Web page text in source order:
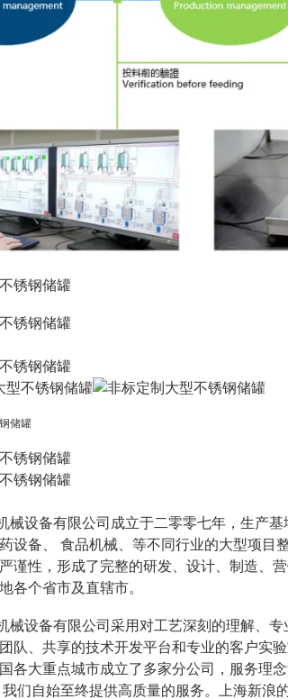
械设备有限公司成立于二零零七年，生产
设备、
食品机械、等不同行业的大型项目
谨性，形成了完整的研发、设计、制造、
各个省市及直辖市。
械设备有限公司采用对工艺深刻的理解、
队、共享的技术开发平台和专业的客户实
各大重点城市成立了多家分公司，服务理
我们自始至终提供高质量的服务。上海新浪